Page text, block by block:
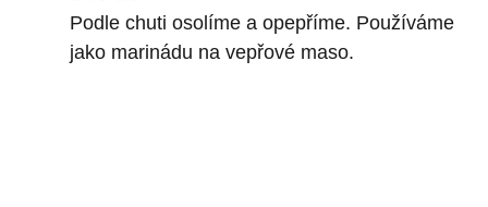
Podle chuti osolíme a opepříme. Používáme
jako marinádu na vepřové maso.